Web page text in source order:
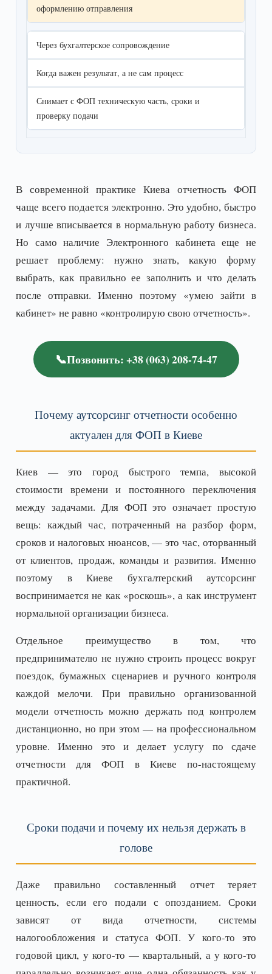
оформлению отправления
Через бухгалтерское сопровождение
Когда важен результат, а не сам процесс
Снимает с ФОП техническую часть, сроки и
проверку подачи
В современной практике Киева отчетность ФОП
чаще всего подается электронно. Это удобно, быстро
и лучше вписывается в нормальную работу бизнеса.
Но само наличие Электронного кабинета еще не
решает проблему: нужно знать, какую форму
выбрать, как правильно ее заполнить и что делать
после отправки. Именно поэтому «умею зайти в
кабинет» не равно «контролирую свою отчетность».
📞Позвонить: +38 (063) 208-74-47
Почему аутсорсинг отчетности особенно
актуален для ФОП в Киеве
Киев — это город быстрого темпа, высокой
стоимости времени и постоянного переключения
между задачами. Для ФОП это означает простую
вещь: каждый час, потраченный на разбор форм,
сроков и налоговых нюансов, — это час, оторванный
от клиентов, продаж, команды и развития. Именно
поэтому в Киеве бухгалтерский аутсорсинг
воспринимается не как «роскошь», а как инструмент
нормальной организации бизнеса.
Отдельное преимущество в том, что
предпринимателю не нужно строить процесс вокруг
поездок, бумажных сценариев и ручного контроля
каждой мелочи. При правильно организованной
модели отчетность можно держать под контролем
дистанционно, но при этом — на профессиональном
уровне. Именно это и делает услугу по сдаче
отчетности для ФОП в Киеве по-настоящему
практичной.
Сроки подачи и почему их нельзя держать в
голове
Даже правильно составленный отчет теряет
ценность, если его подали с опозданием. Сроки
зависят от вида отчетности, системы
налогообложения и статуса ФОП. У кого-то это
годовой цикл, у кого-то — квартальный, а у кого-то